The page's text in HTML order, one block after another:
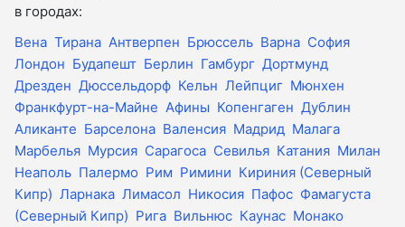
в городах:
Вена Тирана Антверпен Брюссель Варна София
Лондон Будапешт Берлин Гамбург Дортмунд
Дрезден Дюссельдорф Кельн Лейпциг Мюнхен
Франкфурт-на-Майне Афины Копенгаген Дублин
Аликанте Барселона Валенсия Мадрид Малага
Марбелья Мурсия Сарагоса Севилья Катания Милан
Неаполь Палермо Рим Римини Кириния (Северный
Кипр) Ларнака Лимасол Никосия Пафос Фамагуста
(Северный Кипр) Рига Вильнюс Каунас Монако